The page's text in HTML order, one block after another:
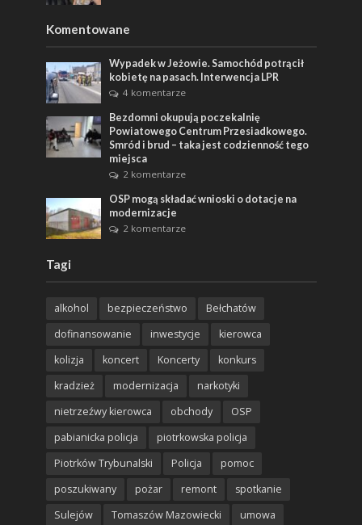
Komentowane
Wypadek w Jeżowie. Samochód potrącił
kobietę na pasach. Interwencja LPR
4 komentarze
Bezdomni okupują poczekalnię
Powiatowego Centrum Przesiadkowego.
Smród i brud – taka jest codzienność tego
miejsca
2 komentarze
OSP mogą składać wnioski o dotacje na
modernizacje
2 komentarze
Tagi
alkohol bezpieczeństwo
Bełchatów
dofinansowanie
inwestycje
kierowca
kolizja
koncert Koncerty
konkurs
kradzież
modernizacja
narkotyki
nietrzeźwy kierowca
obchody
OSP
pabianicka policja
piotrkowska policja
Piotrków Trybunalski
Policja
pomoc
poszukiwany
pożar remont
spotkanie
Sulejów
Tomaszów Mazowiecki umowa